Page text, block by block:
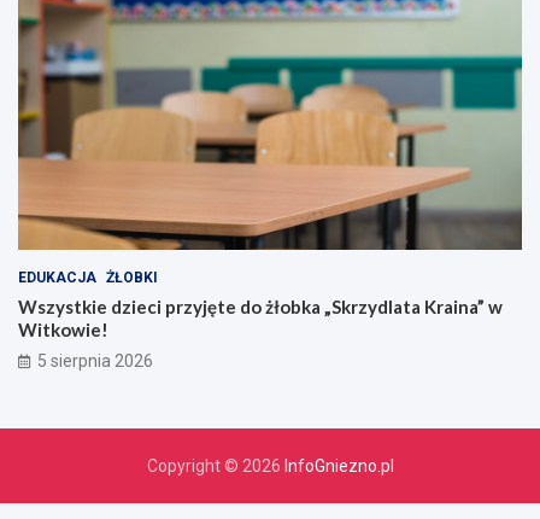
EDUKACJA ŻŁOBKI
Wszystkie dzieci przyjęte do żłobka „Skrzydlata Kraina” w
Witkowie!
5 sierpnia 2026
Copyright © 2026 InfoGniezno.pl